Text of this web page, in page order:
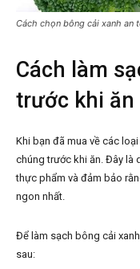
Cách chọn bông cải xanh an
Cách làm
trước khi ăn
Khi bạn đã mua về các
chúng trước khi ăn. Đây là
thực phẩm và đảm bảo
ngon nhất.
Để làm sạch bông cải
sau: